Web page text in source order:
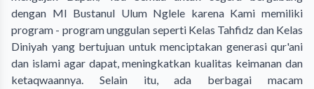
dengan MI Bustanul Ulum Nglele karena Kami memiliki
program - program unggulan seperti Kelas Tahfidz dan Kelas
Diniyah yang bertujuan untuk menciptakan generasi qur'ani
dan islami agar dapat, meningkatkan kualitas keimanan dan
ketaqwaannya. Selain itu, ada berbagai macam